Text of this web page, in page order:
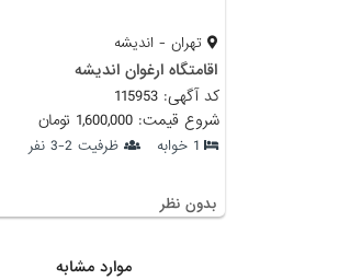
تهران - اندیشه
اقامتگاه ارغوان اندیشه
کد آگهی: 115953
شروع قیمت: 1,600,000 تومان
1 خوابه ظرفیت 2-3 نفر
بدون نظر
موارد مشابه